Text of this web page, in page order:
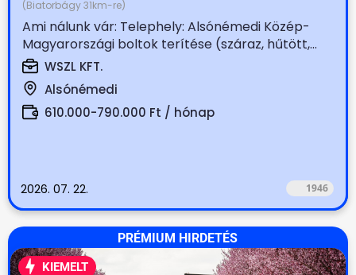
(Biatorbágy 31km-re)
Ami nálunk vár: Telephely: Alsónémedi Közép-
Magyarországi boltok terítése (száraz, hűtött,...
WSZL KFT.
Alsónémedi
610.000-790.000 Ft / hónap
2026. 07. 22. 1946
PRÉMIUM HIRDETÉS
KIEMELT